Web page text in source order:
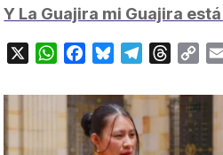
Y La Guajira mi Guajira
WhatsApp
FacebookBlueskyTelegram